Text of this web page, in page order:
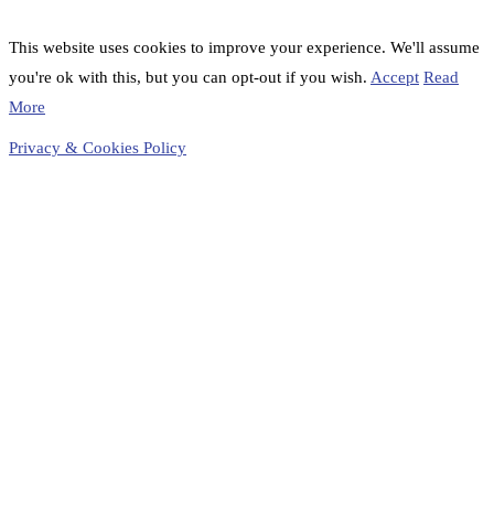
This website uses cookies to improve your experience. We'll assume
you're ok with this, but you can opt-out if you wish. Accept Read
More
Privacy & Cookies Policy